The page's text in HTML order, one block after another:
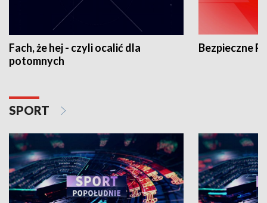
Fach, że hej - czyli ocalić dla
potomnych
Bezpieczne
SPORT